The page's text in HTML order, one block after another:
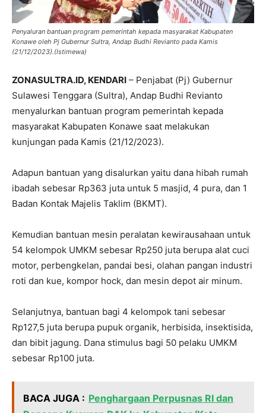
Penyaluran bantuan program pemerintah kepada masyarakat Kabupaten
Konawe oleh Pj Gubernur Sultra, Andap Budhi Revianto pada Kamis
(21/12/2023).(Istimewa)
ZONASULTRA.ID, KENDARI – Penjabat (Pj) Gubernur
Sulawesi Tenggara (Sultra), Andap Budhi Revianto
menyalurkan bantuan program pemerintah kepada
masyarakat Kabupaten Konawe saat melakukan
kunjungan pada Kamis (21/12/2023).
Adapun bantuan yang disalurkan yaitu dana hibah rumah
ibadah sebesar Rp363 juta untuk 5 masjid, 4 pura, dan 1
Badan Kontak Majelis Taklim (BKMT).
Kemudian bantuan mesin peralatan kewirausahaan untuk
54 kelompok UMKM sebesar Rp250 juta berupa alat cuci
motor, perbengkelan, pandai besi, olahan pangan industri
roti dan kue, kompor hock, dan mesin depot air minum.
Selanjutnya, bantuan bagi 4 kelompok tani sebesar
Rp127,5 juta berupa pupuk organik, herbisida, insektisida,
dan bibit jagung. Dana stimulus bagi 50 pelaku UMKM
sebesar Rp100 juta.
BACA JUGA : Penghargaan Perpusnas RI dan